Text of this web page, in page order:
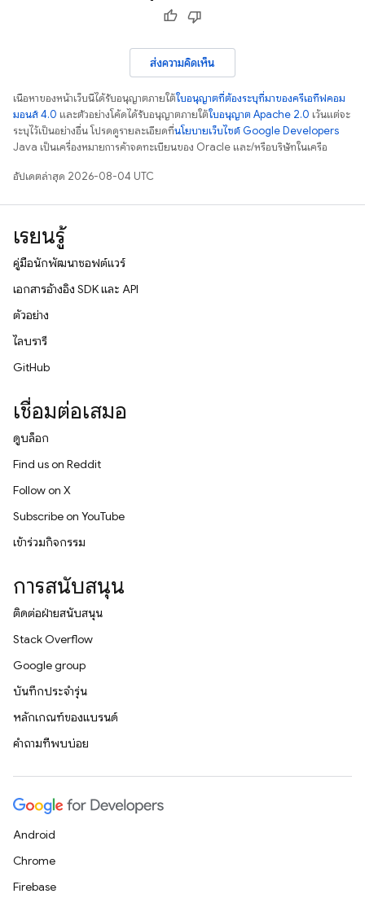
ส่งความคิดเห็น
เนื้อหาของหน้าเว็บนี้ได้รับอนุญาตภายใต้ใบอนุญาตที่ต้องระบุที่มาของครีเอทีฟคอม
มอนส์ 4.0 และตัวอย่างโค้ดได้รับอนุญาตภายใต้ใบอนุญาต Apache 2.0 เว้นแต่จะ
ระบุไว้เป็นอย่างอื่น โปรดดูรายละเอียดที่นโยบายเว็บไซต์ Google Developers
Java เป็นเครื่องหมายการค้าจดทะเบียนของ Oracle และ/หรือบริษัทในเครือ
อัปเดตล่าสุด 2026-08-04 UTC
เรียนรู้
คู่มือนักพัฒนาซอฟต์แวร์
เอกสารอ้างอิง SDK และ API
ตัวอย่าง
ไลบรารี
GitHub
เชื่อมต่อเสมอ
ดูบล็อก
Find us on Reddit
Follow on X
Subscribe on YouTube
เข้าร่วมกิจกรรม
การสนับสนุน
ติดต่อฝ่ายสนับสนุน
Stack Overflow
Google group
บันทึกประจำรุ่น
หลักเกณฑ์ของแบรนด์
คำถามที่พบบ่อย
Android
Chrome
Firebase